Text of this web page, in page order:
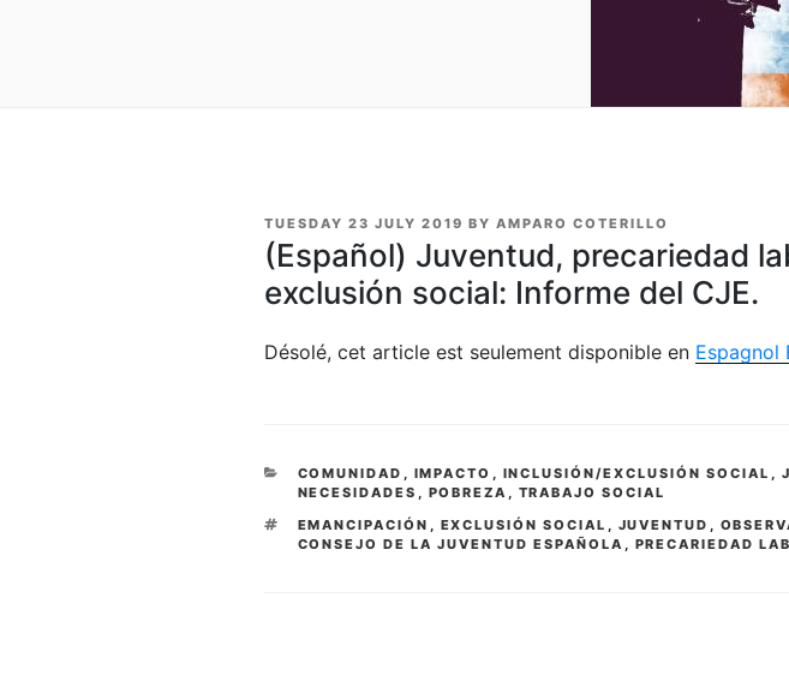
POSTED
ON
TUESDAY 23 JULY 2019 BY AMPARO COTERILLO
(Español) Juventud, precariedad
exclusión social: Informe del CJE.
Désolé, cet article est seulement disponible en Espagnol
CATEGORIES
COMUNIDAD , IMPACTO , INCLUSIÓN/EXCLUSIÓN SOCIAL ,
NECESIDADES , POBREZA , TRABAJO SOCIAL
TAGS
EMANCIPACIÓN , EXCLUSIÓN SOCIAL , JUVENTUD ,
CONSEJO DE LA JUVENTUD ESPAÑOLA , PRECARIEDAD